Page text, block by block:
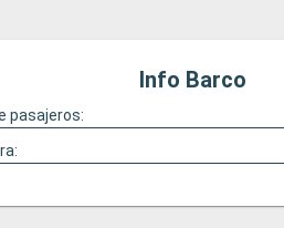
Info Barco
pasajeros: